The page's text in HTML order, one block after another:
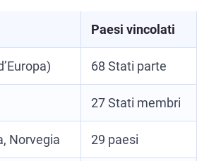
Paesi vincolati
68 Stati parte
27 Stati membri
Norvegia 29 paesi